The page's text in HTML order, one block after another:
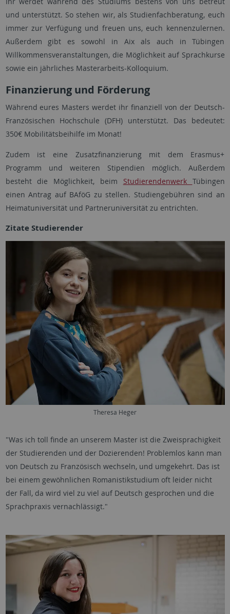
und unterstützt. So stehen wir, als Studienfachberatung, euch
immer zur Verfügung und freuen uns, euch kennenzulernen.
Außerdem gibt es sowohl in Aix als auch in Tübingen
Willkommensveranstaltungen, die Möglichkeit auf Sprachkurse
sowie ein jährliches Masterarbeits-Kolloquium.
Finanzierung und Förderung
Während eures Masters werdet ihr finanziell von der Deutsch-
Französischen Hochschule (DFH) unterstützt. Das bedeutet:
350€ Mobilitätsbeihilfe im Monat!
Zudem ist eine Zusatzfinanzierung mit dem Erasmus+
Programm und weiteren Stipendien möglich. Außerdem
besteht die Möglichkeit, beim Studierendenwerk Tübingen
einen Antrag auf BAföG zu stellen. Studiengebühren sind an
Heimatuniversität und Partneruniversität zu entrichten.
Zitate Studierender
Theresa Heger
"Was ich toll finde an unserem Master ist die Zweisprachigkeit
der Studierenden und der Dozierenden! Problemlos kann man
von Deutsch zu Französisch wechseln, und umgekehrt. Das ist
bei einem gewöhnlichen Romanistikstudium oft leider nicht
der Fall, da wird viel zu viel auf Deutsch gesprochen und die
Sprachpraxis vernachlässigt."